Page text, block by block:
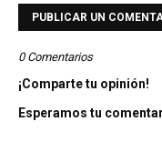
PUBLICAR UN
0 Comentarios
¡Comparte tu opinión!
Esperamos tu